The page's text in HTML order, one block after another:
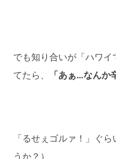
でも知り合いが「ハワ
てたら、
「あぁ…なんか
「るせぇゴルァ！」ぐ
うか？）